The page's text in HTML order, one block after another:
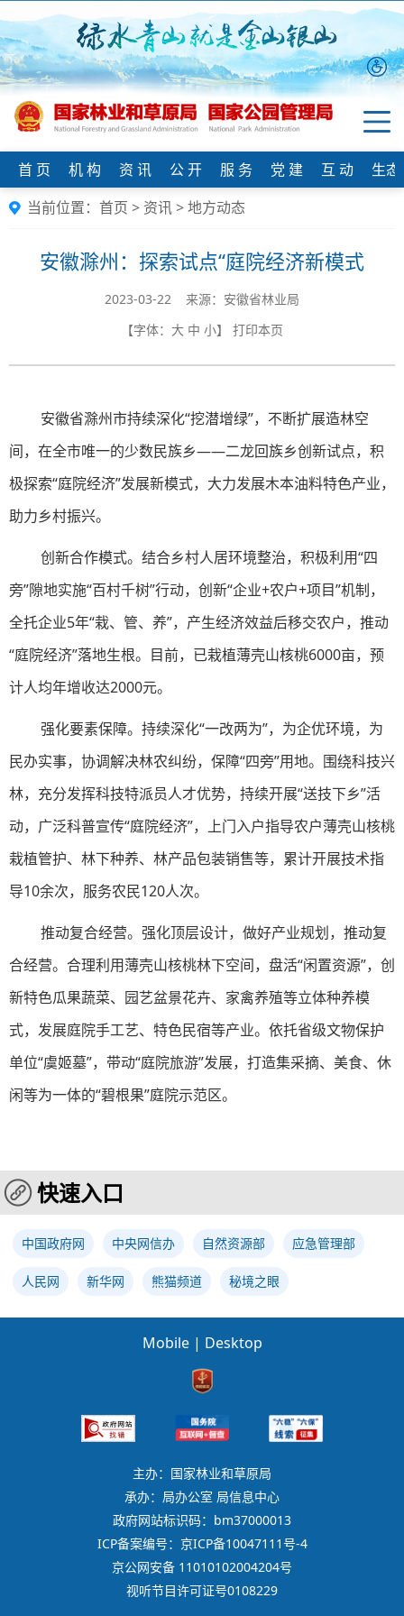
首 页 机 构 资 讯 公 开 服 务 党 建 互 动
生
当前位置： 首页 > 资讯>地方动态
安徽滁州：探索试点“庭院经济新模式
2023-03-22 来源：安徽省林业局
【字体： 大 中 小】 打印本页
安徽省滁州市持续深化“挖潜增绿”，不断扩展造林空
间，在全市唯一的少数民族乡——二龙回族乡创新试点，积
极探索“庭院经济”发展新模式，大力发展木本油料特色产业，
助力乡村振兴。
创新合作模式。结合乡村人居环境整治，积极利用“四
旁”隙地实施“百村千树”行动，创新“企业+农户+项目”机制，
全托企业5年“栽、管、养”，产生经济效益后移交农户，推动
“庭院经济”落地生根。目前，已栽植薄壳山核桃6000亩，预
计人均年增收达2000元。
强化要素保障。持续深化“一改两为”，为企优环境，为
民办实事，协调解决林农纠纷，保障“四旁”用地。围绕科技兴
林，充分发挥科技特派员人才优势，持续开展“送技下乡”活
动，广泛科普宣传“庭院经济”，上门入户指导农户薄壳山核桃
栽植管护、林下种养、林产品包装销售等，累计开展技术指
导10余次，服务农民120人次。
推动复合经营。强化顶层设计，做好产业规划，推动复
合经营。合理利用薄壳山核桃林下空间，盘活“闲置资源”，创
新特色瓜果蔬菜、园艺盆景花卉、家禽养殖等立体种养模
式，发展庭院手工艺、特色民宿等产业。依托省级文物保护
单位“虞姬墓”，带动“庭院旅游”发展，打造集采摘、美食、休
闲等为一体的“碧根果”庭院示范区。
快速入口
中国政府网 中央网信办 自然资源部 应急管理部
人民网 新华网 熊猫频道 秘境之眼
Mobile | Desktop
主办：国家林业和草原局
承办：局办公室 局信息中心
政府网站标识码：bm37000013
ICP备案编号：京ICP备10047111号-4
京公网安备 11010102004204号
视听节目许可证号0108229